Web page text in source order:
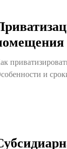
и